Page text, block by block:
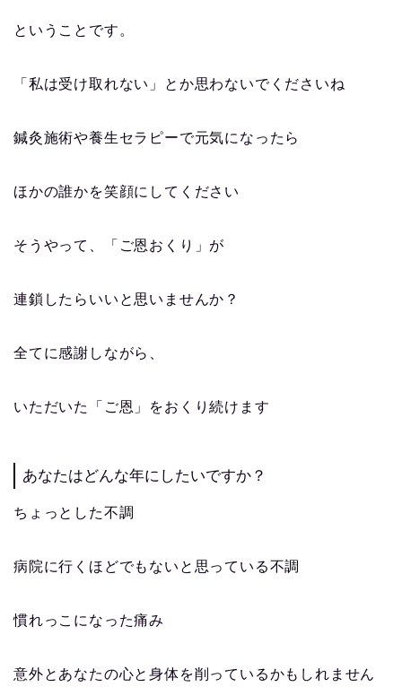
ということです。
「私は受け取れない」とか思わないでくださいね
鍼灸施術や養生セラピーで元気になったら
ほかの誰かを笑顔にしてください
そうやって、「ご恩おくり」が
連鎖したらいいと思いませんか？
全てに感謝しながら、
いただいた「ご恩」をおくり続けます
あなたはどんな年にしたいですか？
ちょっとした不調
病院に行くほどでもないと思っている不調
慣れっこになった痛み
意外とあなたの心と身体を削っているかもしれません